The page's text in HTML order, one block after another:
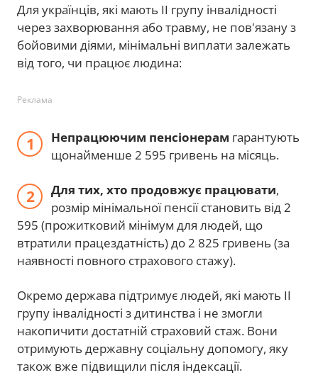
Для українців, які мають II групу інвалідності
через захворювання або травму, не пов'язану з
бойовими діями, мінімальні виплати залежать
від того, чи працює людина:
Реклама
Непрацюючим пенсіонерам гарантують
щонайменше 2 595 гривень на місяць.
Для тих, хто продовжує працювати,
розмір мінімальної пенсії становить від 2
595 (прожитковий мінімум для людей, що
втратили працездатність) до 2 825 гривень (за
наявності повного страхового стажу).
Окремо держава підтримує людей, які мають II
групу інвалідності з дитинства і не змогли
накопичити достатній страховий стаж. Вони
отримують державну соціальну допомогу, яку
також вже підвищили після індексації.